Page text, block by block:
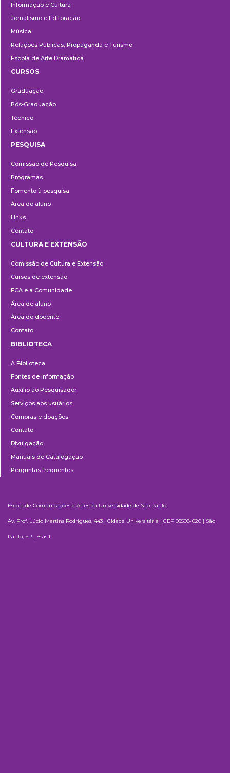
Informação e Cultura
Jornalismo e Editoração
Música
Relações Públicas, Propaganda e Turismo
Escola de Arte Dramática
CURSOS
Graduação
Pós-Graduação
Técnico
Extensão
PESQUISA
Comissão de Pesquisa
Programas
Fomento à pesquisa
Área do aluno
Links
Contato
e
Extensão
CULTURA E EXTENSÃO
Comissão de Cultura e Extensão
Cursos de extensão
ECA e a Comunidade
Área de aluno
Área do docente
Contato
BIBLIOTECA
A Biblioteca
Fontes de informação
Auxílio ao Pesquisador
Serviços aos usuários
Compras e doações
Contato
Divulgação
Manuais de Catalogação
Perguntas frequentes
Escola de Comunicações e Artes da Universidade de São Paulo
Av. Prof. Lúcio Martins Rodrigues, 443 | Cidade Universitária | CEP 05508-020 | São
Paulo, SP | Brasil